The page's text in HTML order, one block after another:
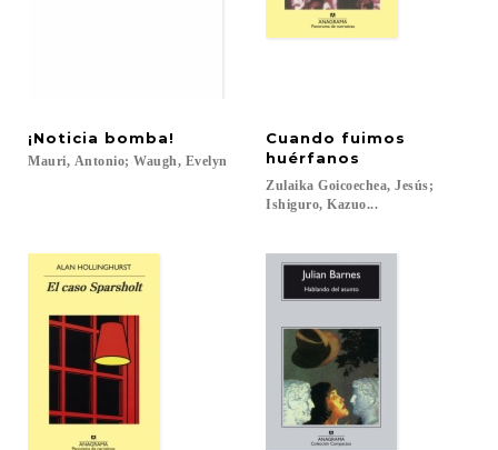
¡Noticia bomba!
Mauri, Antonio; Waugh, Evelyn
Cuando fuimos
huérfanos
Zulaika Goicoechea, Jesús;
Ishiguro, Kazuo...